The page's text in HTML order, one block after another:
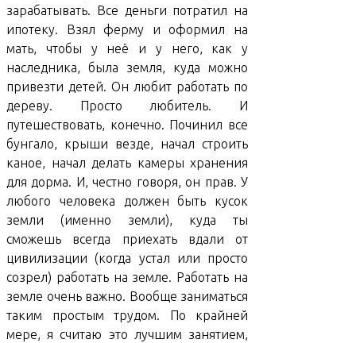
зарабатывать. Все деньги потратил на
ипотеку. Взял ферму и оформил на
мать, чтобы у неё и у него, как у
наследника, была земля, куда можно
привезти детей. Он любит работать по
дереву. Просто любитель. И
путешествовать, конечно. Починил все
бунгало, крыши везде, начал строить
каное, начал делать камеры хранения
для дорма. И, честно говоря, он прав. У
любого человека должен быть кусок
земли (именно земли), куда ты
сможешь всегда приехать вдали от
цивилизации (когда устал или просто
созрел) работать на земле. Работать на
земле очень важно. Вообще заниматься
таким простым трудом. По крайней
мере, я считаю это лучшим занятием,